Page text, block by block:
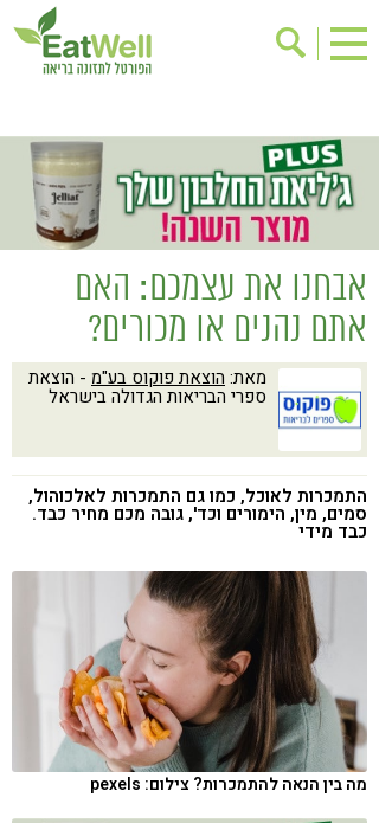
בישול בריא
אינדקס עסקים
ריפוי ומניעת מחלות
בריאות האישה
תוספי תזונה
מתכוני בריאות
אירועים
שינוי תזונתי
גישות בתזונה
דיאטה
מזונות על
ילדים
רגישות לגלוטן
טעים להכיר
אבחנו את עצמכם: האם
אתם נהנים או מכורים?
מאת: הוצאת פוקוס בע"מ - הוצאת
ספרי הבריאות הגדולה בישראל
התמכרות לאוכל, כמו גם התמכרות לאלכוהול,
סמים, מין, הימורים וכד', גובה מכם מחיר כבד.
כבד מידי
מה בין הנאה להתמכרות? צילום: pexels